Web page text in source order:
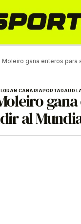
Moleiro gana enteros para
GRAN CANARIAPORTADAUD
gana
al